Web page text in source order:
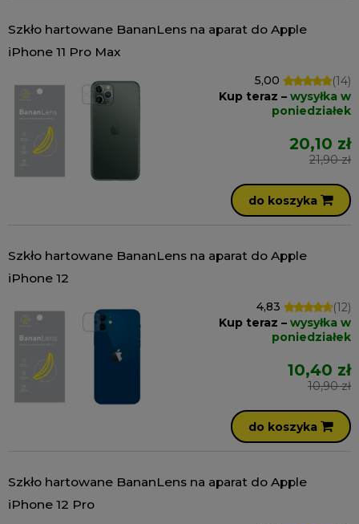
Szkło hartowane BananLens na aparat do Apple
iPhone 11 Pro Max
5,00
(14)
Kup teraz – wysyłka w
poniedziałek
20,10 zł
21,90 zł
do koszyka
Szkło hartowane BananLens na aparat do Apple
iPhone 12
4,83
(12)
Kup teraz – wysyłka w
poniedziałek
10,40 zł
10,90 zł
do koszyka
Szkło hartowane BananLens na aparat do Apple
iPhone 12 Pro